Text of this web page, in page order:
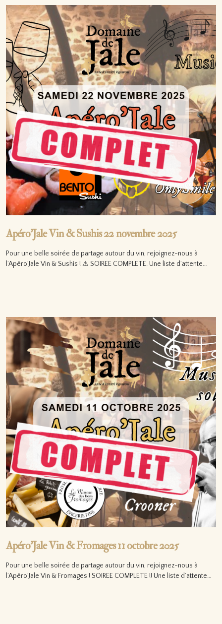
Apéro’Jale Vin & Sushis 22 novembre 2025
Pour une belle soirée de partage autour du vin, rejoignez-nous à
l’Apéro’Jale Vin & Sushis ! ⚠ SOIREE COMPLETE. Une liste d’attente…
Apéro’Jale Vin & Fromages 11 octobre 2025
Pour une belle soirée de partage autour du vin, rejoignez-nous à
l’Apéro’Jale Vin & Fromages ! SOIREE COMPLETE !! Une liste d’attente…